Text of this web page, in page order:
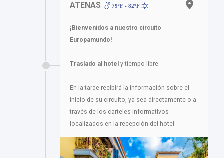
ATENAS 79ºF - 82ºF
¡Bienvenidos a nuestro circuito
Europamundo!
Traslado al hotel y tiempo libre.
En la tarde recibirá la información sobre el
inicio de su circuito, ya sea directamente o a
través de los carteles informativos
localizados en la recepción del hotel.